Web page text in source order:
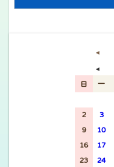
◄
◄
日 一
2 3
9 10
16 17
23 24